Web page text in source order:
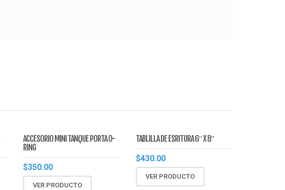
ACCESORIO MINI TANQUE PORTA O-
RING
$350.00
VER PRODUCTO
TABLILLA DE ESRITURA 6″ X 8″
$430.00
VER PRODUCTO